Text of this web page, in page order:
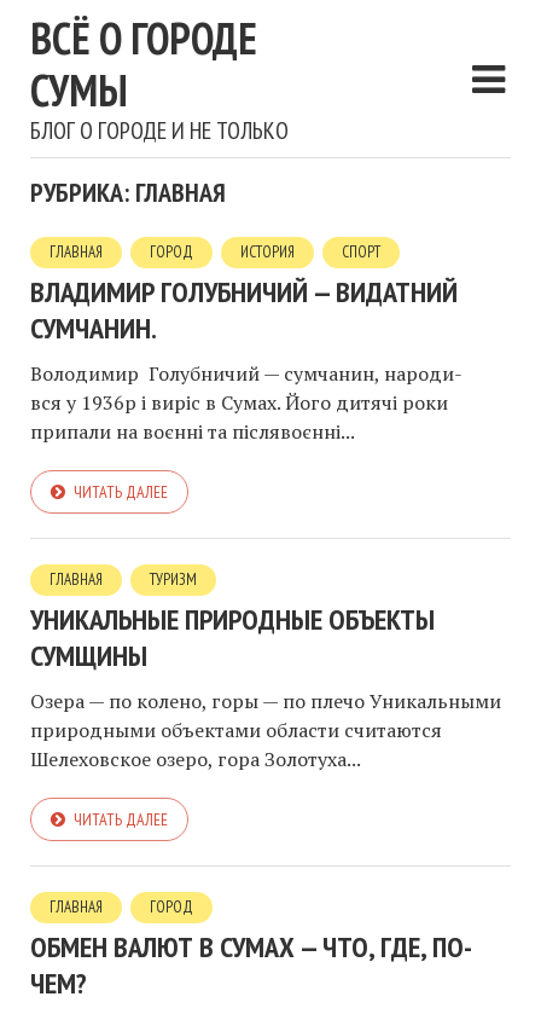
ВСЁ О ГОРОДЕ
СУМЫ
БЛОГ О ГОРОДЕ И НЕ ТОЛЬКО
РУБРИКА: ГЛАВНАЯ
ГЛАВНАЯ ГОРОД ИСТОРИЯ СПОРТ
ВЛАДИМИР ГОЛУБНИЧИЙ — ВИДАТНИЙ
СУМЧАНИН.
Володимир Голубничий — сумчанин, народи-
вся у 1936р і виріс в Сумах. Його дитячі роки
припали на воєнні та післявоєнні...
ЧИТАТЬ ДАЛЕЕ
ГЛАВНАЯ ТУРИЗМ
УНИКАЛЬНЫЕ ПРИРОДНЫЕ ОБЪЕКТЫ
СУМЩИНЫ
Озера — по колено, горы — по плечо Уникальными
природными объектами области считаются
Шелеховское озеро, гора Золотуха...
ЧИТАТЬ ДАЛЕЕ
ГЛАВНАЯ ГОРОД
ОБМЕН ВАЛЮТ В СУМАХ — ЧТО, ГДЕ, ПО-
ЧЕМ?